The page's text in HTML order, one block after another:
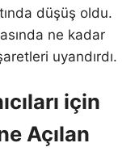
düşüş oldu.
ne kadar
uyandırdı.
için
Açılan